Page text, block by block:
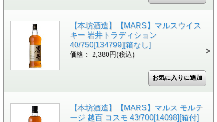
【本坊酒造】【MARS】マルスウイス
キー 岩井トラディション
40/750[134799][箱なし]
価格： 2,380円(税込)
【本坊酒造】【MARS】マルス モルテ
ージ 越百 コスモ 43/700[14098][箱付]